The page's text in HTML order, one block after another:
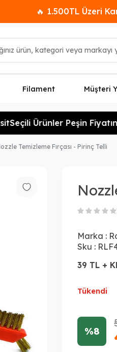
🔥 1.500TL Üzeri
Filament Müşteri
Seçili Ürünler Peşin
Temizleme Fırçası - Pirinç Telli
Marka :
Sku :
39 TL +
Tükendi
%8